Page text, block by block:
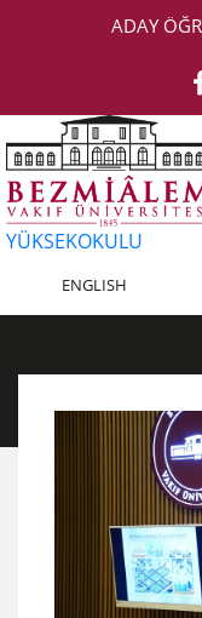
ADAY
YÜKSEKOKULU
ENGLISH